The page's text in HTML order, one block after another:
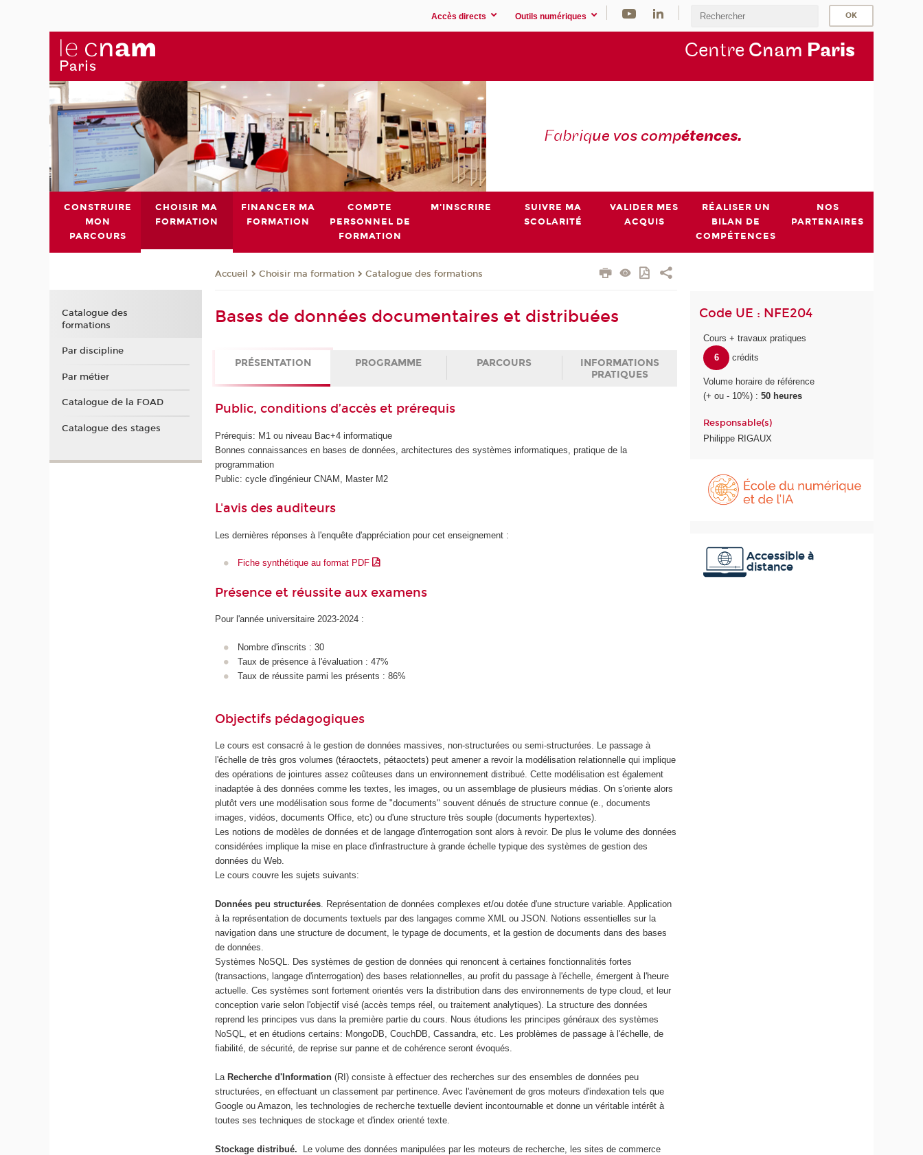
Accès directs Outils numériques
Centre Cnam Paris
Fabrique vos compétences.
CONSTRUIRE
MON
PARCOURS
CHOISIR MA
FORMATION
FINANCER MA
FORMATION
COMPTE
PERSONNEL DE
FORMATION
M'INSCRIRE
SUIVRE MA
SCOLARITÉ
VALIDER MES
ACQUIS
RÉALISER UN
BILAN DE
COMPÉTENCES
NOS
PARTENAIRES
Accueil Choisir ma formation Catalogue des formations
Bases de données documentaires et distribuées
PRÉSENTATION PROGRAMME PARCOURS
INFORMATIONS
PRATIQUES
Public, conditions d’accès et prérequis
Prérequis: M1 ou niveau Bac+4 informatique
Bonnes connaissances en bases de données, architectures des systèmes informatiques, pratique de la
programmation
Public: cycle d'ingénieur CNAM, Master M2
L'avis des auditeurs
Les dernières réponses à l'enquête d'appréciation pour cet enseignement :
Fiche synthétique au format PDF
Présence et réussite aux examens
Pour l'année universitaire 2023-2024 :
Nombre d'inscrits : 30
Taux de présence à l'évaluation : 47%
Taux de réussite parmi les présents : 86%
Objectifs pédagogiques
Le cours est consacré à le gestion de données massives, non-structurées ou semi-structurées. Le passage à
l'échelle de très gros volumes (téraoctets, pétaoctets) peut amener a revoir la modélisation relationnelle qui implique
des opérations de jointures assez coûteuses dans un environnement distribué. Cette modélisation est également
inadaptée à des données comme les textes, les images, ou un assemblage de plusieurs médias. On s'oriente alors
plutôt vers une modélisation sous forme de "documents" souvent dénués de structure connue (e., documents
images, vidéos, documents Office, etc) ou d'une structure très souple (documents hypertextes).
Les notions de modèles de données et de langage d'interrogation sont alors à revoir. De plus le volume des données
considérées implique la mise en place d'infrastructure à grande échelle typique des systèmes de gestion des
données du Web.
Le cours couvre les sujets suivants:
Données peu structurées. Représentation de données complexes et/ou dotée d'une structure variable. Application
à la représentation de documents textuels par des langages comme XML ou JSON. Notions essentielles sur la
navigation dans une structure de document, le typage de documents, et la gestion de documents dans des bases
de données.
Systèmes NoSQL. Des systèmes de gestion de données qui renoncent à certaines fonctionnalités fortes
(transactions, langage d'interrogation) des bases relationnelles, au profit du passage à l'échelle, émergent à l'heure
actuelle. Ces systèmes sont fortement orientés vers la distribution dans des environnements de type cloud, et leur
conception varie selon l'objectif visé (accès temps réel, ou traitement analytiques). La structure des données
reprend les principes vus dans la première partie du cours. Nous étudions les principes généraux des systèmes
NoSQL, et en étudions certains: MongoDB, CouchDB, Cassandra, etc. Les problèmes de passage à l'échelle, de
fiabilité, de sécurité, de reprise sur panne et de cohérence seront évoqués.
La Recherche d'Information (RI) consiste à effectuer des recherches sur des ensembles de données peu
structurées, en effectuant un classement par pertinence. Avec l'avènement de gros moteurs d'indexation tels que
Google ou Amazon, les technologies de recherche textuelle devient incontournable et donne un véritable intérêt à
toutes ses techniques de stockage et d'index orienté texte.
Stockage distribué.
Le volume des données manipulées par les moteurs de recherche, les sites de commerce
Code UE : NFE204
Cours + travaux pratiques
6
crédits
Volume horaire de référence
(+ ou - 10%) :50 heures
Responsable(s)
Philippe RIGAUX
Accessible à
distance
Catalogue des
formations
Par discipline
Par métier
Catalogue de la FOAD
Catalogue des stages